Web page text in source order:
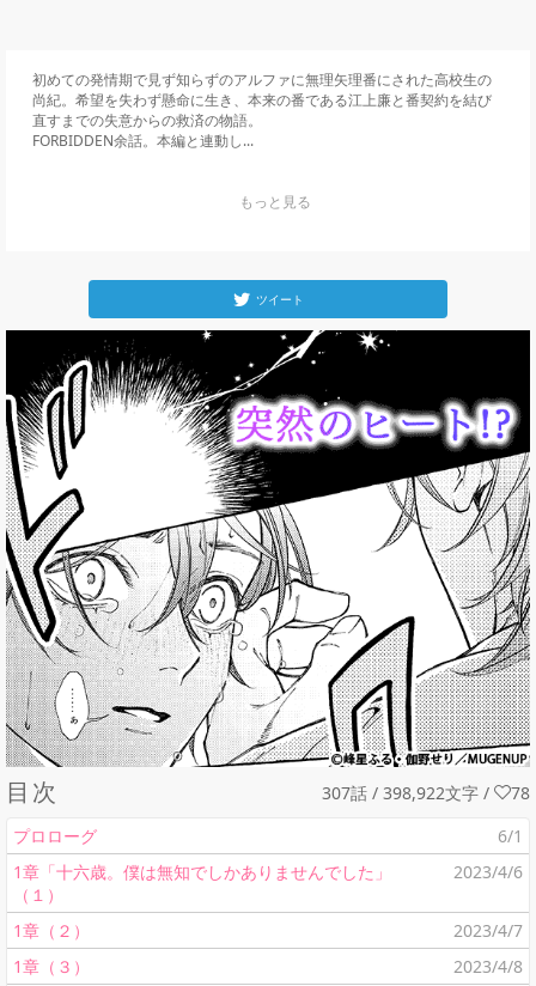
初めての発情期で見ず知らずのアルファに無理矢理番にされた高校生の
尚紀。希望を失わず懸命に生き、本来の番である江上廉と番契約を結び
直すまでの失意からの救済の物語。
FORBIDDEN余話。本編と連動し...
ツイート
目次 307話 / 398,922文字 /
78
プロローグ
6/1
1章「十六歳。僕は無知でしかありませんでした」
（１）
2023/4/6
1章（２）
2023/4/7
1章（３）
2023/4/8